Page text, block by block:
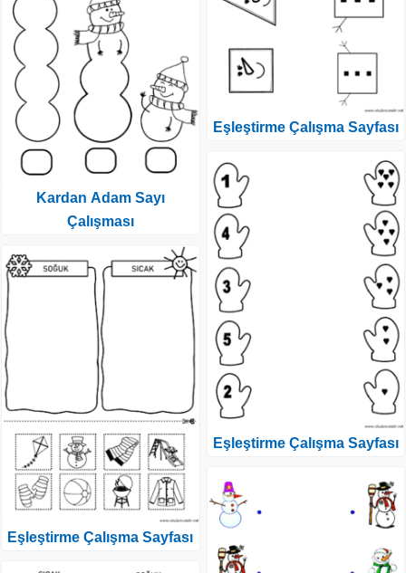
Kardan Adam Sayı
Çalışması
Eşleştirme Çalışma Sayfası
Eşleştirme Çalışma Sayfası
Eşleştirme Çalışma Sayfası